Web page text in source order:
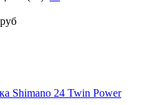
Shimano 24 Twin Power